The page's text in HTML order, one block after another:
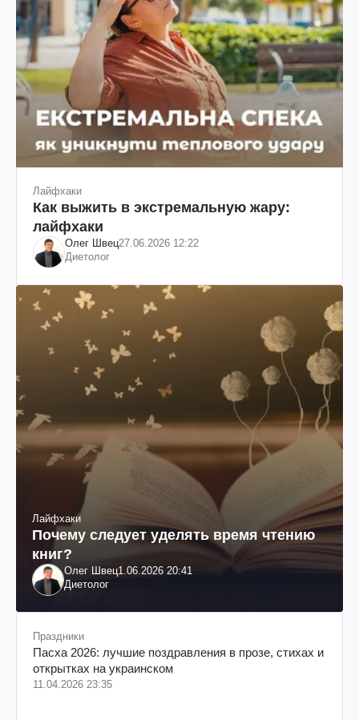
Лайфхаки
Как выжить в экстремальную жару:
лайфхаки
Олег Швец27.06.2026 12:22
Диетолог
Лайфхаки
Почему следует уделять время чтению
книг?
Олег Швец1.06.2026 20:41
Диетолог
Праздники
Пасха 2026: лучшие поздравления в прозе, стихах и
открытках на украинском
11.04.2026 23:35